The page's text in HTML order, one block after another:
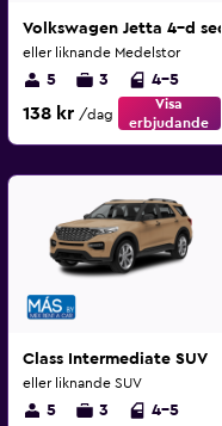
Volkswagen Jetta 4–d
eller liknande Medelstor
5 3 4-5
138 kr /dag
Visa
erbjudande
Class Intermediate SUV
eller liknande SUV
5 3 4-5